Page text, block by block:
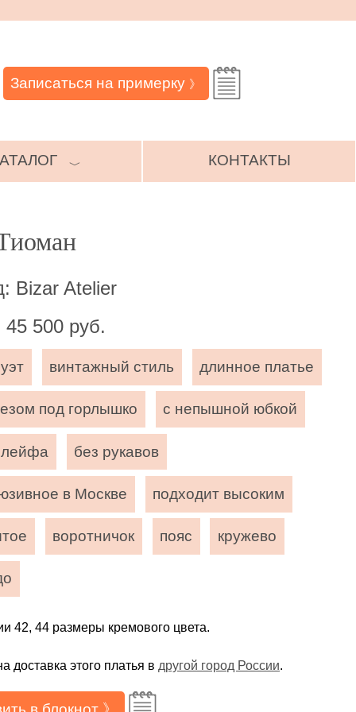
Записаться на примерку 》
﹀ КОНТАКТЫ
Bizar Atelier
500 руб.
винтажный стиль длинное платье
под горлышко с непышной юбкой
без рукавов
в Москве подходит высоким
воротничок пояс кружево
42, 44 размеры кремового цвета.
доставка этого платья в другой город России.